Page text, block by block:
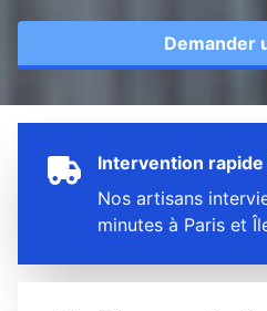
Demander
Intervention
Nos artisans
minutes à Paris et